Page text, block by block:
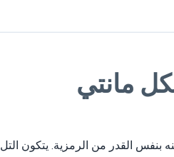
مانتي
بنفس القدر من الرمزية. يتكون التل